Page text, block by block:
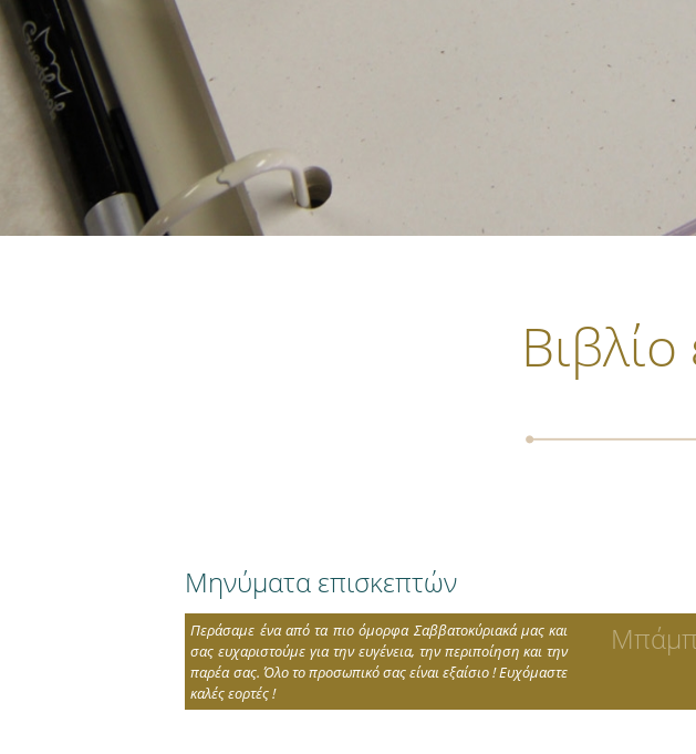
Μηνύματα επισκεπτών
Περάσαμε ένα από τα πιο όμορφα Σαββατοκύριακά μας και
σας ευχαριστούμε για την ευγένεια, την περιποίηση και την
παρέα σας. Όλο το προσωπικό σας είναι εξαίσιο ! Ευχόμαστε
καλές εορτές !